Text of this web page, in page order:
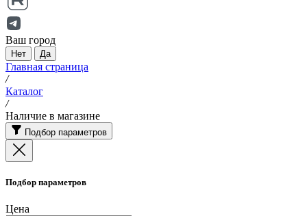
Ваш город
Нет Да
Главная страница
/
Каталог
/
Наличие в магазине
Подбор параметров
Подбор параметров
Цена